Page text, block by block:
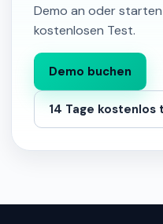
Demo an oder
kostenlosen Test.
Demo buchen
14 Tage kostenlos